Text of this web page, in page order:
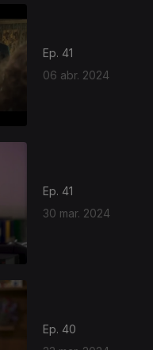
Ep. 41
06 abr. 2024
Ep. 41
30 mar. 2024
Ep. 40